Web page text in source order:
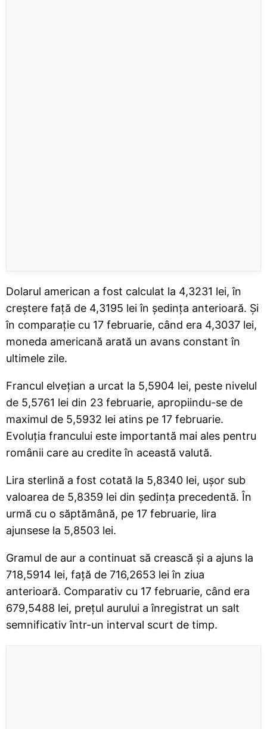
Dolarul american a fost calculat la 4,3231 lei, în
creștere față de 4,3195 lei în ședința anterioară. Și
în comparație cu 17 februarie, când era 4,3037 lei,
moneda americană arată un avans constant în
ultimele zile.
Francul elvețian a urcat la 5,5904 lei, peste nivelul
de 5,5761 lei din 23 februarie, apropiindu-se de
maximul de 5,5932 lei atins pe 17 februarie.
Evoluția francului este importantă mai ales pentru
românii care au credite în această valută.
Lira sterlină a fost cotată la 5,8340 lei, ușor sub
valoarea de 5,8359 lei din ședința precedentă. În
urmă cu o săptămână, pe 17 februarie, lira
ajunsese la 5,8503 lei.
Gramul de aur a continuat să crească și a ajuns la
718,5914 lei, față de 716,2653 lei în ziua
anterioară. Comparativ cu 17 februarie, când era
679,5488 lei, prețul aurului a înregistrat un salt
semnificativ într-un interval scurt de timp.